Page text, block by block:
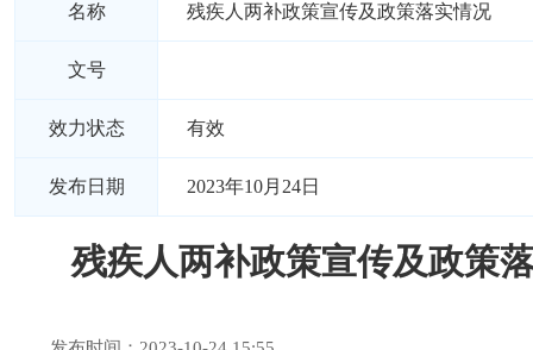
名称 残疾人两补政策宣传及政策落实情况
文号
效力状态 有效
发布日期 2023年10月24日
残疾人两补政策宣传及政策